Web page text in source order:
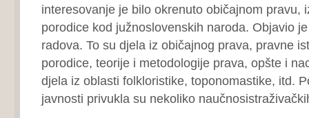
interesovanje je bilo okrenuto običajnom pravu,
porodice kod južnoslovenskih naroda. Objavio
radova. To su djela iz običajnog prava, pravne
porodice, teorije i metodologije prava, opšte i
djela iz oblasti folkloristike, toponomastike, itd.
javnosti privukla su nekoliko